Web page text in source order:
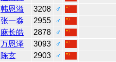
韩恩溢 3208
♂
张一淼 2955
♂
麻长皓 2878
♂
万恩泽 3093
♂
陈玄 2903
♂